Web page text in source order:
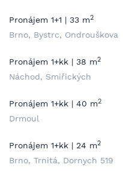
Pronájem 1+1 | 33 m2
Brno, Bystrc, Ondrouškova
Pronájem 1+kk | 38 m2
Náchod, Smiřických
Pronájem 1+kk | 40 m2
Drmoul
Pronájem 1+kk | 24 m2
Brno, Trnitá, Dornych 519